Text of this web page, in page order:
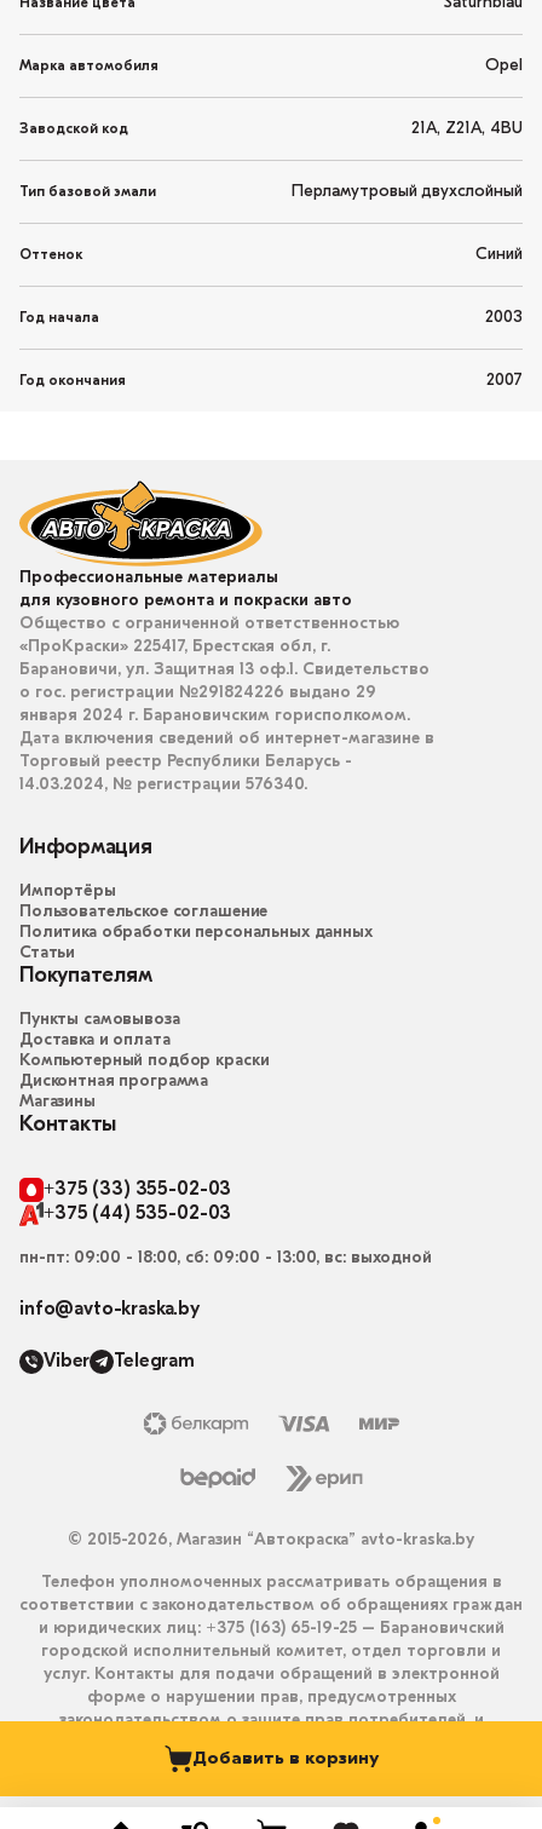
Добавить в корзину
Название цвета
Марка автомобиля Opel
Заводской код 21A, Z21A, 4BU
Тип базовой эмали Перламутровый двухслойный
Оттенок Синий
Год начала 2003
Год окончания 2007
Профессиональные материалы
для кузовного ремонта и покраски авто
Общество с ограниченной ответственностью
«ПроКраски» 225417, Брестская обл, г.
Барановичи, ул. Защитная 13 оф.1. Свидетельство
о гос. регистрации №291824226 выдано 29
января 2024 г. Барановичским горисполкомом.
Дата включения сведений об интернет-магазине в
Торговый реестр Республики Беларусь -
14.03.2024, № регистрации 576340.
Информация
Импортёры
Пользовательское соглашение
Политика обработки персональных данных
Статьи
Покупателям
Пункты самовывоза
Доставка и оплата
Компьютерный подбор краски
Дисконтная программа
Магазины
Контакты
+375 (33) 355-02-03
+375 (44) 535-02-03
пн-пт: 09:00 - 18:00, сб: 09:00 - 13:00, вс: выходной
info@avto-kraska.by
Viber Telegram
© 2015-2026, Магазин “Автокраска” avto-kraska.by
Телефон уполномоченных рассматривать обращения в
соответствии с законодательством об обращениях граждан
и юридических лиц: +375 (163) 65-19-25 – Барановичский
городской исполнительный комитет, отдел торговли и
услуг. Контакты для подачи обращений в электронной
форме о нарушении прав, предусмотренных
законодательством о защите прав потребителей, и
получения ответа на них: info@avto-kraska.by и
+375333550203 (Viber, Telegram).